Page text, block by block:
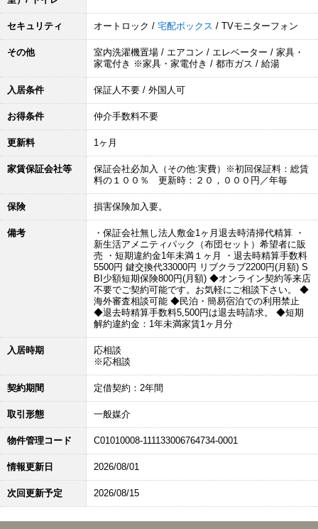
セキュリティ オートロック / 宅配ボックス / TVモニターフォン
その他
室内洗濯機置場 / エアコン / エレベーター / 家具・
家電付き ※家具・家電付き / 都市ガス / 給湯
入居条件 保証人不要 / 外国人可
お得条件 仲介手数料不要
更新料 1ヶ月
家賃保証会社等
保証会社必加入（その他:実費）※初回保証料：総賃
料の１００％ 更新時：２０，０００円／年毎
保険 損害保険加入要。
備考
・保証会社無し法人敷金1ヶ月退去時清掃代精算 ・
新生活アメニティパック（布団セット）希望者に販
売 ・短期違約金1年未満１ヶ月 ・退去時精算手数料
5500円 鍵交換代33000円 リブクラブ2200円(月額) S
BI少額短期保険800円(月額) ◆オンライン契約等来店
不要でご契約可能です。お気軽にご相談下さい。 ◆
海外審査相談可能 ◆民泊・簡易宿泊での利用禁止
◆退去時精算手数料5,500円は退去時請求。 ◆短期
解約違約金：1年未満家賃1ヶ月分
入居時期
応相談
※応相談
契約期間 定借契約：2年間
取引形態 一般媒介
物件管理コード C01010008-111133006764734-0001
情報更新日 2026/08/01
次回更新予定 2026/08/15